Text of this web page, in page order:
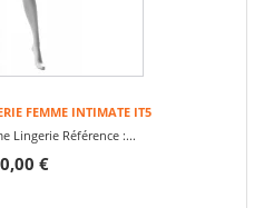
FEMME INTIMATE IT5
Lingerie Référence :...
€